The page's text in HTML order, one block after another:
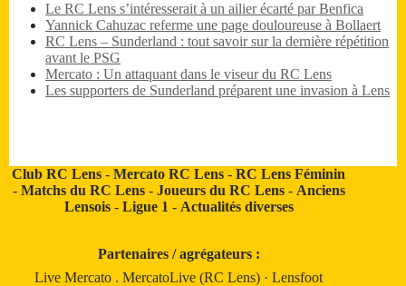
Le RC Lens s’intéresserait à un ailier écarté par Benfica
Yannick Cahuzac referme une page douloureuse à Bollaert
RC Lens – Sunderland : tout savoir sur la dernière répétition
avant le PSG
Mercato : Un attaquant dans le viseur du RC Lens
Les supporters de Sunderland préparent une invasion à Lens
Club RC Lens -Mercato RC Lens -RC Lens Féminin
- Matchs du RC Lens- Joueurs du RC Lens- Anciens
Lensois- Ligue 1 - Actualités diverses
Partenaires / agrégateurs :
Live Mercato .MercatoLive (RC Lens) ·Lensfoot